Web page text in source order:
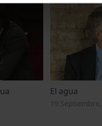
El agua
19